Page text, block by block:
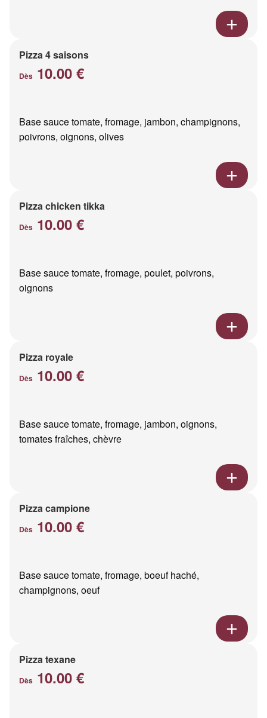
Pizza 4 saisons
Dès 10.00 €
Base sauce tomate, fromage, jambon, champignons,
poivrons, oignons, olives
Pizza chicken tikka
Dès 10.00 €
Base sauce tomate, fromage, poulet, poivrons,
oignons
Pizza royale
Dès 10.00 €
Base sauce tomate, fromage, jambon, oignons,
tomates fraîches, chèvre
Pizza campione
Dès 10.00 €
Base sauce tomate, fromage, boeuf haché,
champignons, oeuf
Pizza texane
Dès 10.00 €